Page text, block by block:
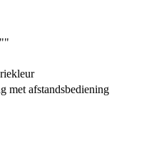
met afstandsbediening